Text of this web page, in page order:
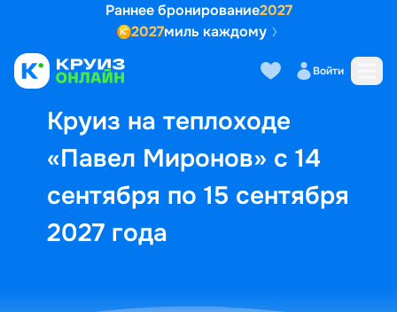
Раннее бронирование2027
2027миль каждому
Войти
Круиз на теплоходе
«Павел Миронов» с 14
сентября по 15 сентября
2027 года
Выбор кают Маршрут и